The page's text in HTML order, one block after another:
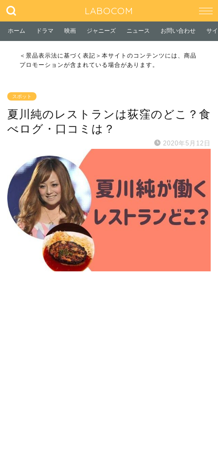
LABOCOM
ホーム ドラマ 映画 ジャニーズ ニュース お問い合わせ サ
＜景品表示法に基づく表記＞本サイトのコンテンツには、商品
プロモーションが含まれている場合があります。
スポット
夏川純のレストランは荻窪のどこ？食
べログ・口コミは？
2020年5月12日